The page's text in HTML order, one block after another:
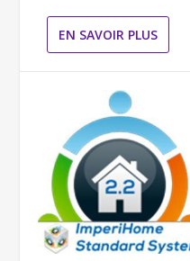
EN SAVOIR PLUS